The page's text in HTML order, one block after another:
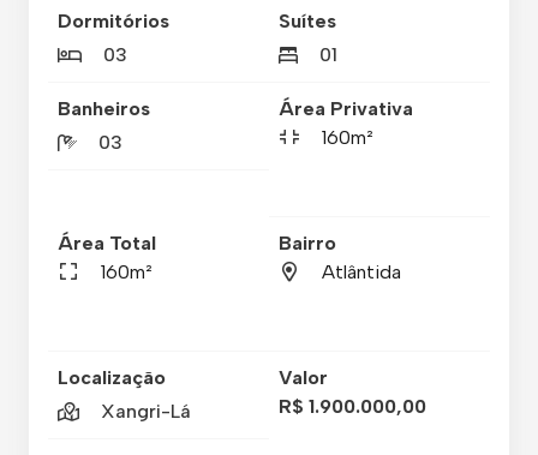
Dormitórios
03
Suítes
01
Banheiros
03
Área Privativa
160m²
Área Total
160m²
Bairro
Atlântida
Localização
Xangri-Lá
Valor
R$ 1.900.000,00